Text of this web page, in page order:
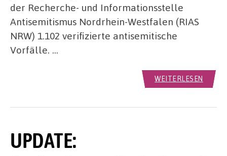
der Recherche- und Informationsstelle
Antisemitismus Nordrhein-Westfalen (RIAS
NRW) 1.102 verifizierte antisemitische
Vorfälle. …
WEITERLESEN
UPDATE: